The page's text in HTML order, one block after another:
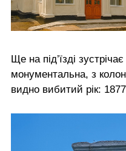
Ще на під’їзді
монументальна, з
видно вибитий рік: